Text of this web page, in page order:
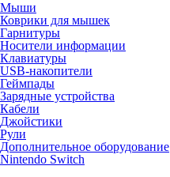
Мыши
Коврики для мышек
Гарнитуры
Носители информации
Клавиатуры
USB-накопители
Геймпады
Зарядные устройства
Кабели
Джойстики
Рули
Дополнительное оборудование
Nintendo Switch